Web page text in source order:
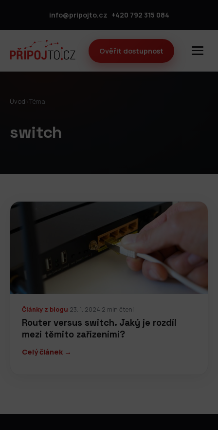
info@pripojto.cz +420 792 315 084
Ověřit dostupnost
Úvod Téma
switch
Články z blogu·23. 1. 2024·2 min čtení
Router versus switch. Jaký je rozdíl
mezi těmito zařízeními?
Celý článek →